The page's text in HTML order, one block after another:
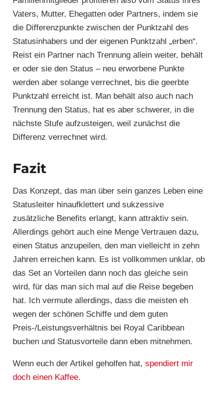
Vaters, Mutter, Ehegatten oder Partners, indem sie
die Differenzpunkte zwischen der Punktzahl des
Statusinhabers und der eigenen Punktzahl „erben“.
Reist ein Partner nach Trennung allein weiter, behält
er oder sie den Status – neu erworbene Punkte
werden aber solange verrechnet, bis die geerbte
Punktzahl erreicht ist. Man behält also auch nach
Trennung den Status, hat es aber schwerer, in die
nächste Stufe aufzusteigen, weil zunächst die
Differenz verrechnet wird.
Fazit
Das Konzept, das man über sein ganzes Leben eine
Statusleiter hinaufklettert und sukzessive
zusätzliche Benefits erlangt, kann attraktiv sein.
Allerdings gehört auch eine Menge Vertrauen dazu,
einen Status anzupeilen, den man vielleicht in zehn
Jahren erreichen kann. Es ist vollkommen unklar, ob
das Set an Vorteilen dann noch das gleiche sein
wird, für das man sich mal auf die Reise begeben
hat. Ich vermute allerdings, dass die meisten eh
wegen der schönen Schiffe und dem guten
Preis-/Leistungsverhältnis bei Royal Caribbean
buchen und Statusvorteile dann eben mitnehmen.
Wenn euch der Artikel geholfen hat, spendiert mir
doch einen Kaffee.